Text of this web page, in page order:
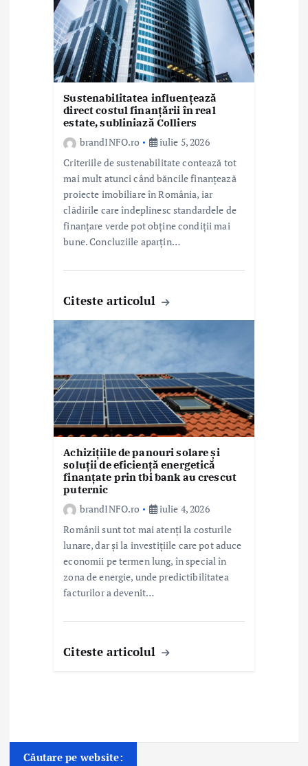
Sustenabilitatea influențează
direct costul finanțării în real
estate, subliniază Colliers
brandINFO.ro
iulie 5, 2026
Criteriile de sustenabilitate contează tot
mai mult atunci când băncile finanțează
proiecte imobiliare în România, iar
clădirile care îndeplinesc standardele de
finanțare verde pot obține condiții mai
bune. Concluziile aparțin…
Citeste articolul
Achizițiile de panouri solare și
soluții de eficiență energetică
finanțate prin tbi bank au crescut
puternic
brandINFO.ro
iulie 4, 2026
Românii sunt tot mai atenți la costurile
lunare, dar și la investițiile care pot aduce
economii pe termen lung, în special în
zona de energie, unde predictibilitatea
facturilor a devenit…
Citeste articolul
Căutare pe website: